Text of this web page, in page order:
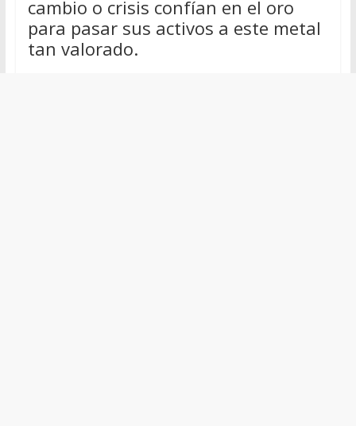
cambio o crisis confían en el oro
para pasar sus activos a este metal
tan valorado.